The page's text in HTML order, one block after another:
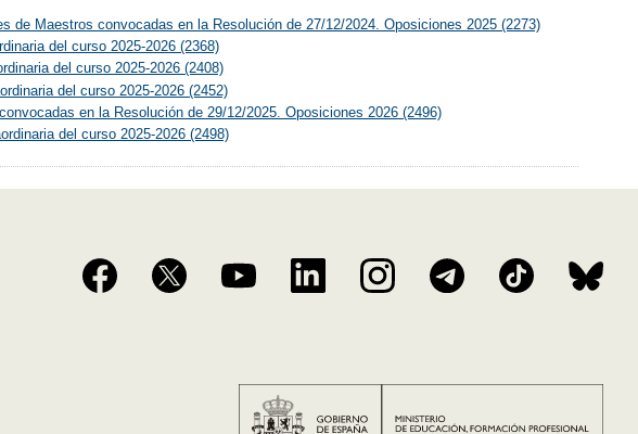
de Maestros convocadas en la Resolución de 27/12/2024. Oposiciones 2025 (2273)
del curso 2025-2026 (2368)
del curso 2025-2026 (2408)
del curso 2025-2026 (2452)
en la Resolución de 29/12/2025. Oposiciones 2026 (2496)
del curso 2025-2026 (2498)